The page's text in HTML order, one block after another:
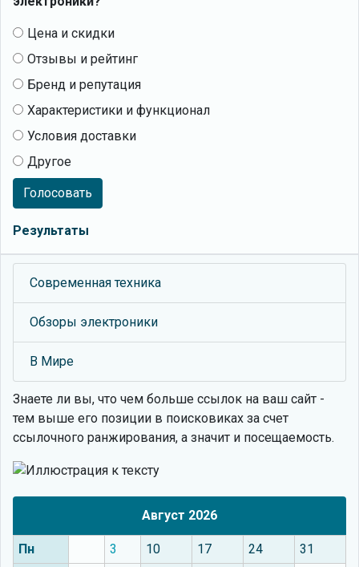
Цена и скидки
Отзывы и рейтинг
Бренд и репутация
Характеристики и функционал
Условия доставки
Другое
Голосовать
Результаты
Современная техника
Обзоры электроники
В Мире
Знаете ли вы, что чем больше ссылок на ваш сайт -
тем выше его позиции в поисковиках за счет
ссылочного ранжирования, а значит и посещаемость.
Август 2026
Пн 3 10 17 24 31